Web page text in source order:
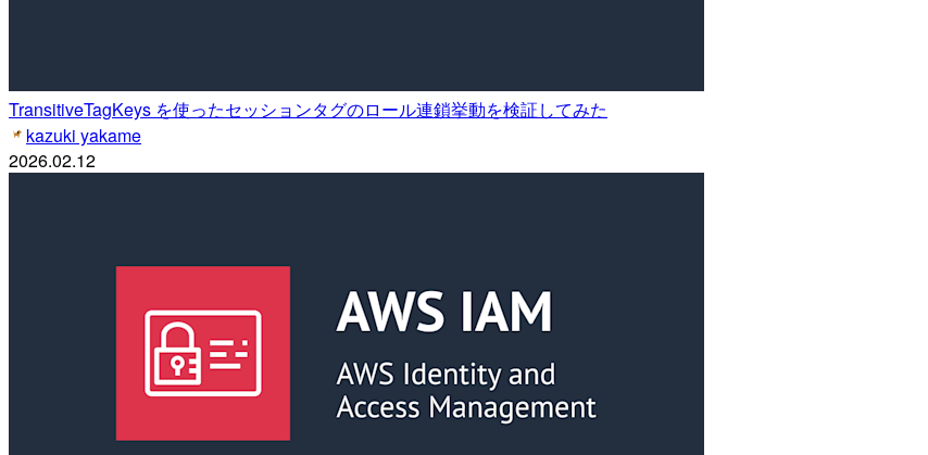
TransitiveTagKeys を使ったセッションタグのロール連鎖挙動を検証してみた
kazuki yakame
2026.02.12